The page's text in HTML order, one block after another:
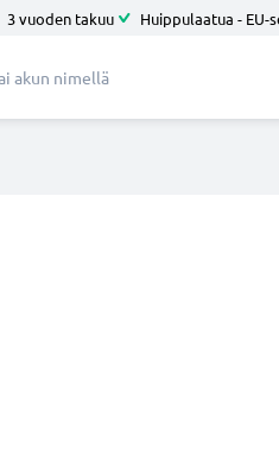
3 vuoden takuu Huippulaatua - EU-